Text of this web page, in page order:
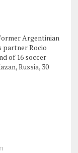
Argentinian
partner Rocio
of 16 soccer
Russia, 30